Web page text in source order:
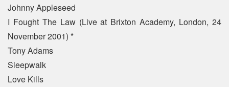
Johnny Appleseed
I Fought The Law (Live at Brixton Academy, London, 24
November 2001) *
Tony Adams
Sleepwalk
Love Kills